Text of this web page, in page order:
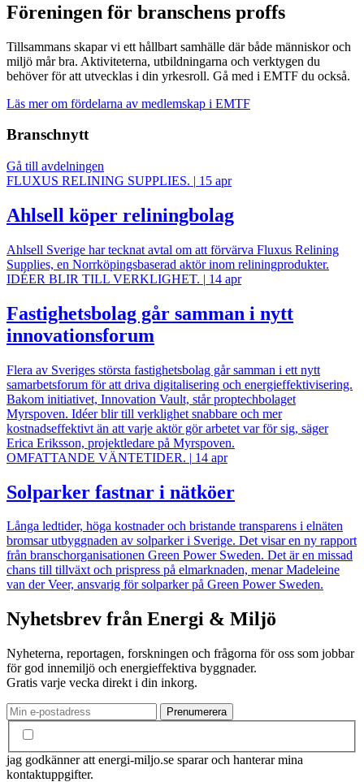
Föreningen för branschens proffs
Tillsammans skapar vi ett hållbart samhälle där både människor och
miljö mår bra. Aktiviteterna, utbildningarna och verktygen du
behöver för att utvecklas i din yrkesroll. Gå med i EMTF du också.
Läs mer om fördelarna av medlemskap i EMTF
Branschnytt
Gå till avdelningen
FLUXUS RELINING SUPPLIES. | 15 apr
Ahlsell köper reliningbolag
Ahlsell Sverige har tecknat avtal om att förvärva Fluxus Relining
Supplies, en Norrköpingsbaserad aktör inom reliningprodukter.
IDÉER BLIR TILL VERKLIGHET. | 14 apr
Fastighetsbolag går samman i nytt
innovationsforum
Flera av Sveriges största fastighetsbolag går samman i ett nytt
samarbetsforum för att driva digitalisering och energieffektivisering.
Bakom initiativet, Innovation Vault, står proptechbolaget
Myrspoven. Idéer blir till verklighet snabbare och mer
kostnadseffektivt än att varje aktör gör arbetet var för sig, säger
Erica Eriksson, projektledare på Myrspoven.
OMFATTANDE VÄNTETIDER. | 14 apr
Solparker fastnar i nätköer
Långa ledtider, höga kostnader och bristande transparens i elnäten
bromsar utbyggnaden av solparker i Sverige. Det visar en ny rapport
från branschorganisationen Green Power Sweden. Det är en missad
chans till tillväxt och prispress på elmarknaden, menar Madeleine
van der Veer, ansvarig för solparker på Green Power Sweden.
Nyhetsbrev från Energi & Miljö
Nyheterna, reportagen, forskningen och frågorna för oss som jobbar
för god innemiljö och energieffektiva byggnader.
Gratis varje vecka direkt i din inkorg.
jag godkänner att energi-miljo.se sparar och hanterar mina
kontaktuppgifter.